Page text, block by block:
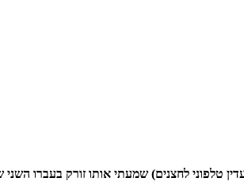
טלפוני לחצנים) שמעתי אותו זורק בעברו